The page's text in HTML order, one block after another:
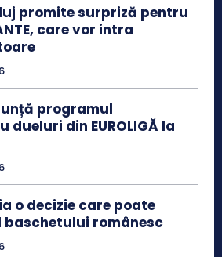
promite surpriză pentru
care vor intra
programul
dueluri din EUROLIGĂ la
o decizie care poate
românesc